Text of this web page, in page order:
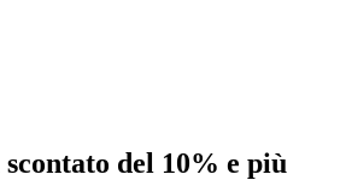
del 10% e più